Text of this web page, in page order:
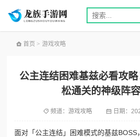
首页 > 游戏攻略
公主连结困难基兹必看攻
松通关的神级阵
频道： 游戏攻略 日期：
面对「公主连结」困难模式的基兹BOSS